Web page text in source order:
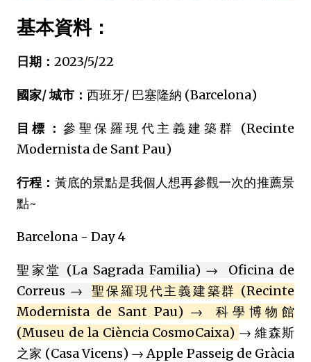
基本資料：
日期： 2023/5/22
國家/ 城市： 西班牙/ 巴塞隆納 (Barcelona)
目標：參聖保羅現代主義建築群 (Recinte
Modernista de Sant Pau)
行程： 黃底的景點是我個人想再參觀一次的推薦景
點~
Barcelona - Day 4
聖家堂 (La Sagrada Familia) → Oficina de
Correus →聖保羅現代主義建築群 (Recinte
Modernista de Sant Pau) → 科學博物館
(Museu de la Ciència CosmoCaixa) → 維森斯
之家 (Casa Vicens) → Apple Passeig de Gràcia